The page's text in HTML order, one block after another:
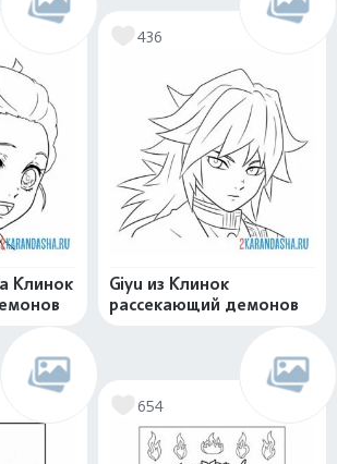
Клинок
436
Giyu из Клинок
рассекающий демонов
654